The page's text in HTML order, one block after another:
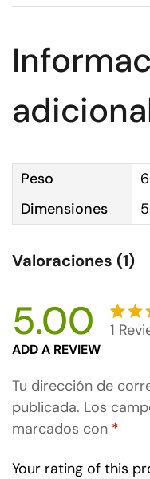
Peso
Dimensiones
Valoraciones (1)
5.00
de
1
de un
1
ADD A REVIEW
Tu dirección de
publicada. Los
marcados con *
Your rating of this